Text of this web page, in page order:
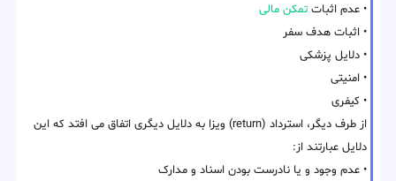
• عدم اثبات تمکن مالی
• اثبات هدف سفر
• دلایل پزشکی
• امنیتی
• کیفری
از طرف دیگر، استرداد (return) ویزا به دلایل دیگری اتفاق می افتد که این
دلایل عبارتند از:
• عدم وجود و یا نادرست بودن اسناد و مدارک